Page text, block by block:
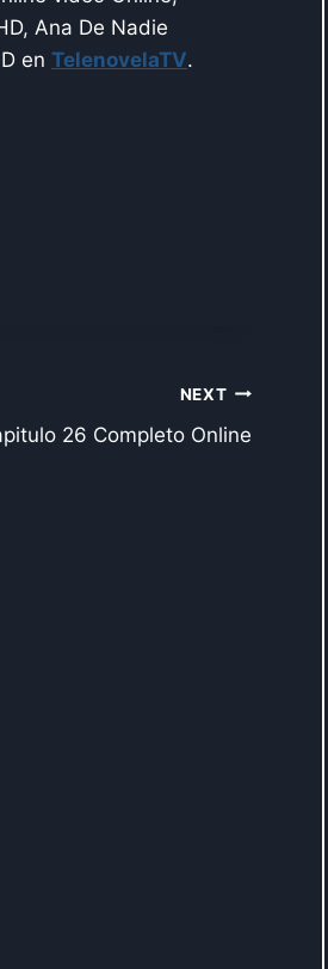
Ana De Nadie
en TelenovelaTV.
NEXT
26 Completo Online